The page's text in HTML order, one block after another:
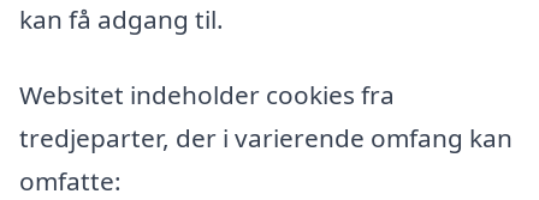
kan få adgang til.
Websitet indeholder cookies fra
tredjeparter, der i varierende omfang kan
omfatte: